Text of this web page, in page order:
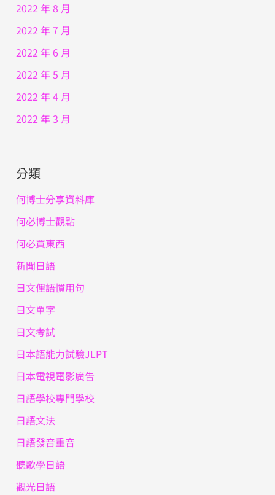
2022 年 8 月
2022 年 7 月
2022 年 6 月
2022 年 5 月
2022 年 4 月
2022 年 3 月
分類
何博士分享資料庫
何必博士觀點
何必買東西
新聞日語
日文俚語慣用句
日文單字
日文考試
日本語能力試驗JLPT
日本電視電影廣告
日語學校專門學校
日語文法
日語發音重音
聽歌學日語
觀光日語